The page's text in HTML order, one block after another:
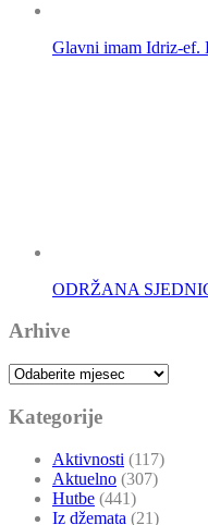
Glavni imam Idriz-ef.
ODRŽANA
Arhive
Arhive
Kategorije
Aktivnosti (117)
Aktuelno (307)
Hutbe (441)
Iz džemata (21)